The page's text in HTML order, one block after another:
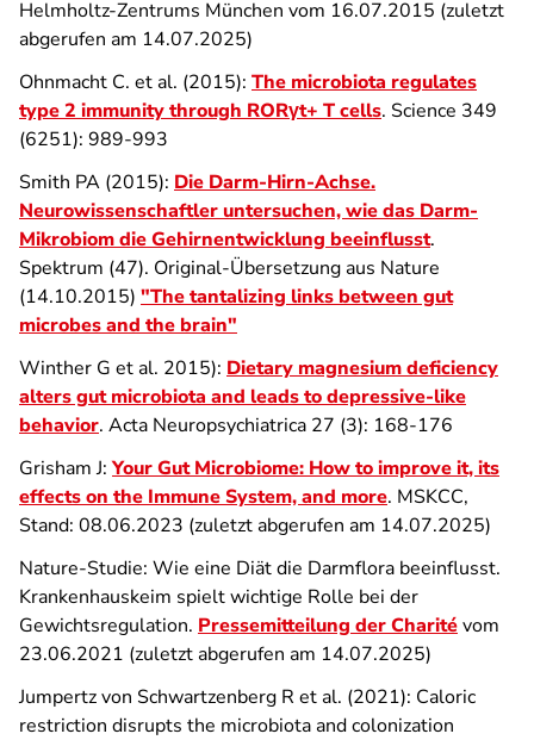
Helmholtz-Zentrums München vom 16.07.2015 (zuletzt
abgerufen am 14.07.2025)
Ohnmacht C. et al. (2015): The microbiota regulates
type 2 immunity through RORγt+ T cells. Science 349
(6251): 989-993
Smith PA (2015): Die Darm-Hirn-Achse.
Neurowissenschaftler untersuchen, wie das Darm-
Mikrobiom die Gehirnentwicklung beeinflusst.
Spektrum (47). Original-Übersetzung aus Nature
(14.10.2015) "The tantalizing links between gut
microbes and the brain"
Winther G et al. 2015): Dietary magnesium deficiency
alters gut microbiota and leads to depressive-like
behavior. Acta Neuropsychiatrica 27 (3): 168-176
Grisham J:Your Gut Microbiome: How to improve it, its
effects on the Immune System, and more. MSKCC,
Stand: 08.06.2023 (zuletzt abgerufen am 14.07.2025)
Nature-Studie: Wie eine Diät die Darmflora beeinflusst.
Krankenhauskeim spielt wichtige Rolle bei der
Gewichtsregulation. Pressemitteilung der Charitévom
23.06.2021 (zuletzt abgerufen am 14.07.2025)
Jumpertz von Schwartzenberg R et al. (2021): Caloric
restriction disrupts the microbiota and colonization